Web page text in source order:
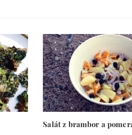
Salát z brambor a